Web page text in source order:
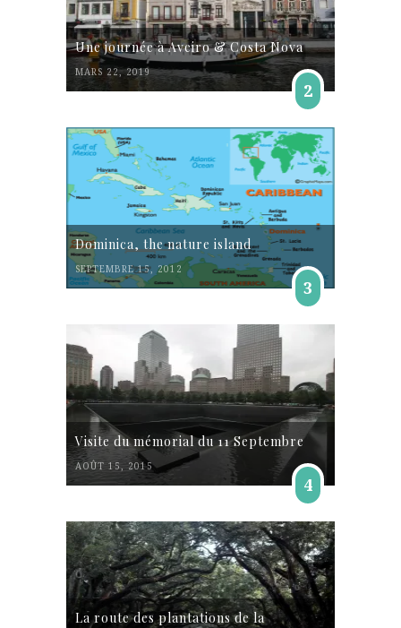
Une journée à Aveiro & Costa Nova
MARS 22, 2019
2
Dominica, the nature island
SEPTEMBRE 15, 2012
3
Visite du mémorial du 11 Septembre
AOÛT 15, 2015
4
La route des plantations de la